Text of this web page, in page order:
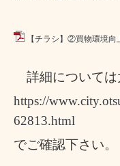
【チラシ】②買物環境
詳細については
https://
62813.html
でご確認下さい。